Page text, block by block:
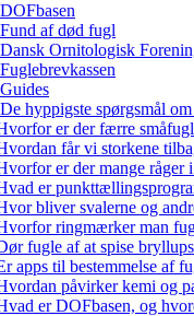
DOFbasen
Fund af død fugl
Dansk Ornitologisk
Fuglebrevkassen
Guides
De hyppigste spørgsmål
er der færre
får vi storkene
er der mange råger
er
bliver svalerne og
ringmærker man
fugle af at spise
apps til bestemmelse af
påvirker kemi og
er DOFbasen, og